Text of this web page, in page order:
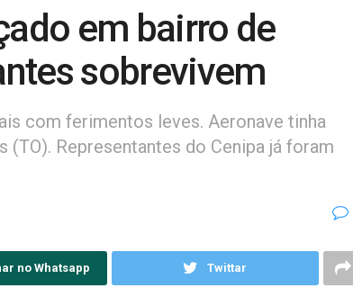
em bairro de
sobrevivem
com ferimentos leves. Aeronave tinha
(TO). Representantes do Cenipa já foram
no Whatsapp Twittar